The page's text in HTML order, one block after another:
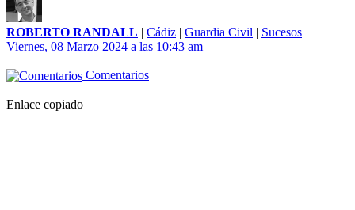
ROBERTO RANDALL | Cádiz | Guardia Civil | Sucesos
Viernes, 08 Marzo 2024 a las 10:43 am
Comentarios
Enlace copiado